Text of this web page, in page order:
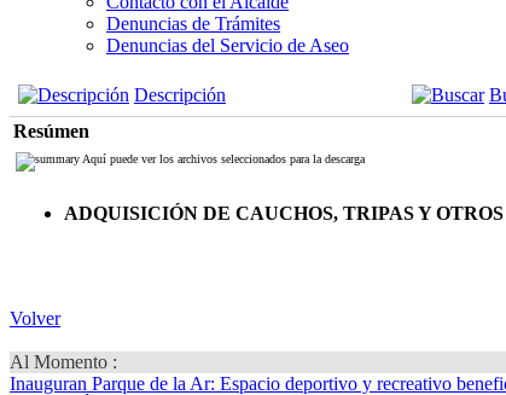
Denuncias de Trámites
Denuncias del Servicio de Aseo
Descripción
Resúmen
Aquí puede ver los archivos seleccionados para la descarga
ADQUISICIÓN DE CAUCHOS, TRIPAS Y
Volver
Al Momento :
Inauguran Parque de la Ar: Espacio deportivo y recreativo